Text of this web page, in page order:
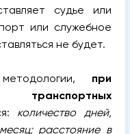
судье или
или служебное
не будет.
при
количество дней,
расстояние в